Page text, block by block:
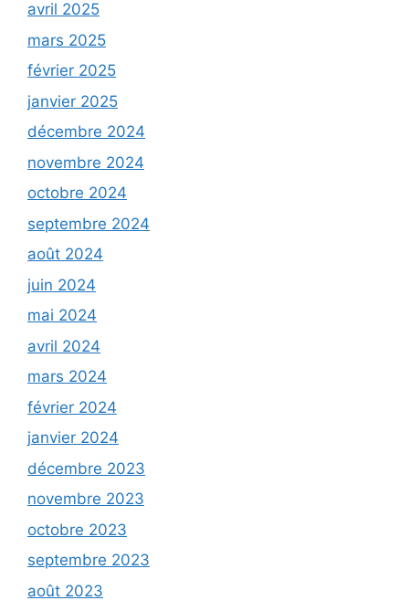
avril 2025
mars 2025
février 2025
janvier 2025
décembre 2024
novembre 2024
octobre 2024
septembre 2024
août 2024
juin 2024
mai 2024
avril 2024
mars 2024
février 2024
janvier 2024
décembre 2023
novembre 2023
octobre 2023
septembre 2023
août 2023